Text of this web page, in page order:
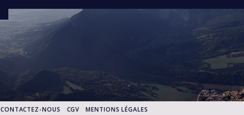
CONTACTEZ-NOUS CGV MENTIONS LÉGALES